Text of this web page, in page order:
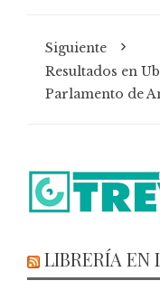
Siguiente
Resultados en
Parlamento de
LIBRERÍA EN